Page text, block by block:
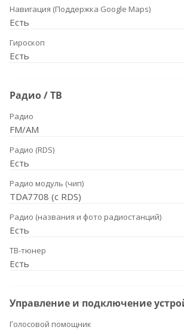
Навигация (Поддержка Google Maps)
Есть
Гироскоп
Есть
Радио / ТВ
Радио
FM/AM
Радио (RDS)
Есть
Радио модуль (чип)
TDA7708 (с RDS)
Радио (названия и фото радиостанций)
Есть
ТВ-тюнер
Есть
Управление и подключение
Голосовой помощник